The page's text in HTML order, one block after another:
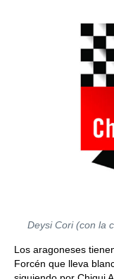
Deysi Cori (con la
Los aragoneses
Forcén que lleva